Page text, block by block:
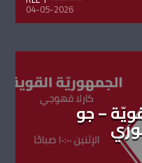
04-05-2026
– جو